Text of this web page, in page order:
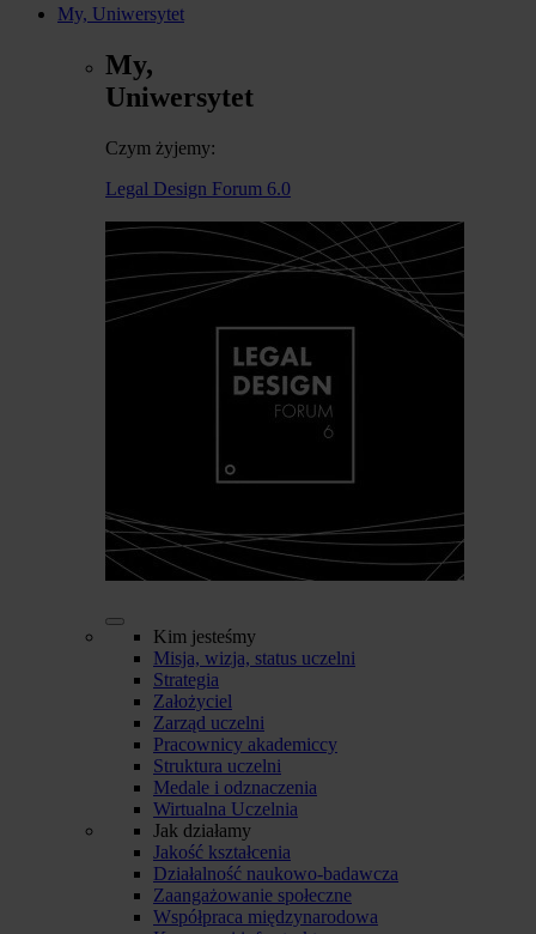
My, Uniwersytet
My,
Uniwersytet
Czym żyjemy:
Legal Design Forum 6.0
Kim jesteśmy
Misja, wizja, status uczelni
Strategia
Założyciel
Zarząd uczelni
Pracownicy akademiccy
Struktura uczelni
Medale i odznaczenia
Wirtualna Uczelnia
Jak działamy
Jakość kształcenia
Działalność naukowo-badawcza
Zaangażowanie społeczne
Współpraca międzynarodowa